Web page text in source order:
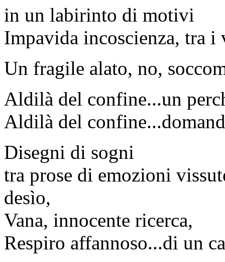
in un labirinto di motivi
Impavida incoscienza, tra
Un fragile alato, no,
Aldilà del confine...un
Aldilà del
Disegni di sogni
tra prose di emozioni
desìo,
Vana, innocente ricerca,
Respiro affannoso...di un